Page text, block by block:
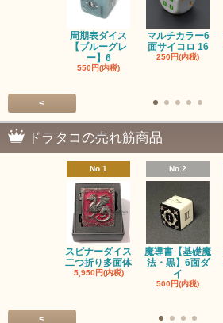
周期表ダイス
【ブルーグレ
ー】6
550円(内税)
マルチカラー6
面サイコロ 16
250円(内税)
<
ドラタコの売れ筋商品
No.1
スピナーダイス
二つ折り多面体
5,950円(内税)
No.2
魔導書【基礎魔
法・黒】6面ダ
イ
500円(内税)
<